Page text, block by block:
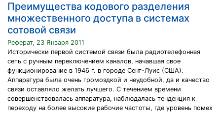
Преимущества кодового разделения
множественного доступа в системах
сотовой связи
Реферат, 23 Января 2011
Исторически первой системой связи была радиотелефонная
сеть с ручным переключением каналов, начавшая свое
функционирование в 1946 г. в городе Сент-Луис (США).
Аппаратура была очень громоздкой и неудобной, да и качество
связи оставляло желать лучшего. C течением времени
совершенствовалась аппаратура, наблюдалась тенденция к
переходу на более высокие рабочие частоты, где уровень помех